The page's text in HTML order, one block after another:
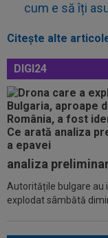
cum e să îți
Citeşte alte
DIGI24
analiza
Autoritățile bulgare au
explodat sâmbătă